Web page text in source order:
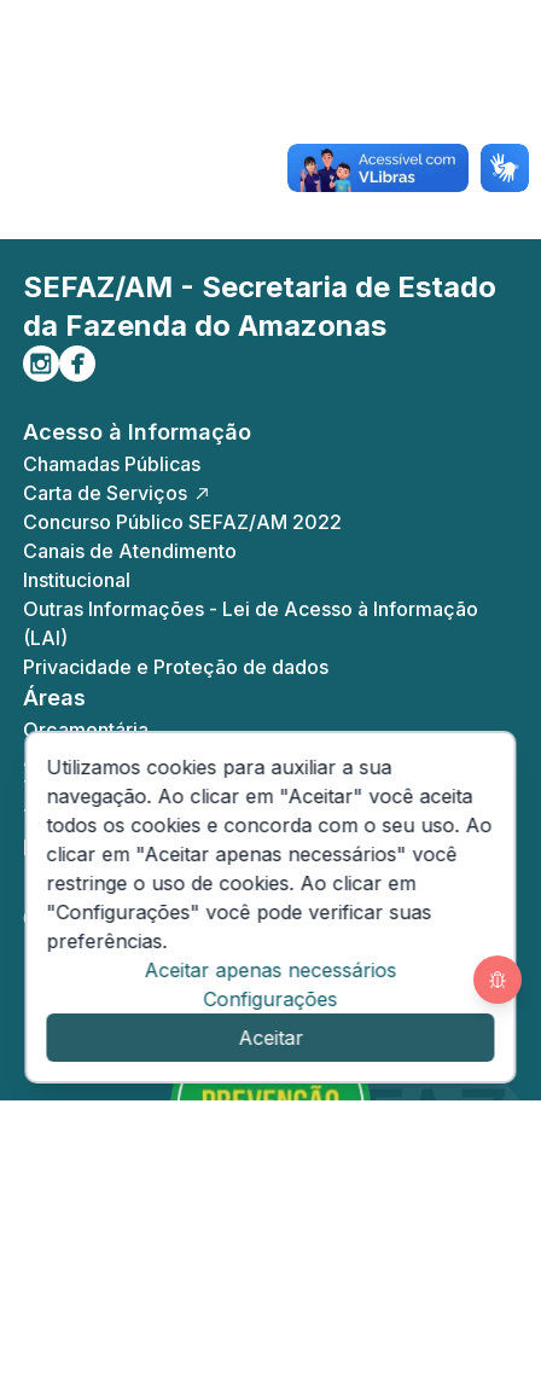
SEFAZ/AM - Secretaria de Estado
da Fazenda do Amazonas
Siga-nos no Instagram
Curta-nos no Facebook
Acesso à Informação
Chamadas Públicas
Carta de Serviços
Concurso Público SEFAZ/AM 2022
Canais de Atendimento
Institucional
Outras Informações - Lei de Acesso à Informação
(LAI)
Privacidade e Proteção de dados
Áreas
Orçamentária
Administrativa
Tributária
Tesouro Estadual
Mapa do Site
Configurações dosCookies
Consentimento de Cookies
Utilizamos cookies para auxiliar a sua
navegação. Ao clicar em "Aceitar" você aceita
todos os cookies e concorda com o seu uso. Ao
clicar em "Aceitar apenas necessários" você
restringe o uso de cookies. Ao clicar em
"Configurações" você pode verificar suas
preferências.
Aceitar apenas necessários
Configurações
Aceitar